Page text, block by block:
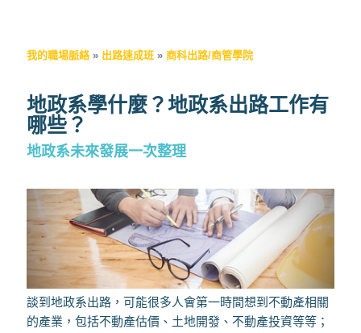
我的職場脈絡 » 出路速成班 » 商科出路/商管學院
地政系學什麼？地政系出路工作有
哪些？
地政系未來發展一次整理
談到地政系出路，可能很多人會第一時間想到不動產相關
的產業，包括不動產估價、土地開發、不動產投資等等；